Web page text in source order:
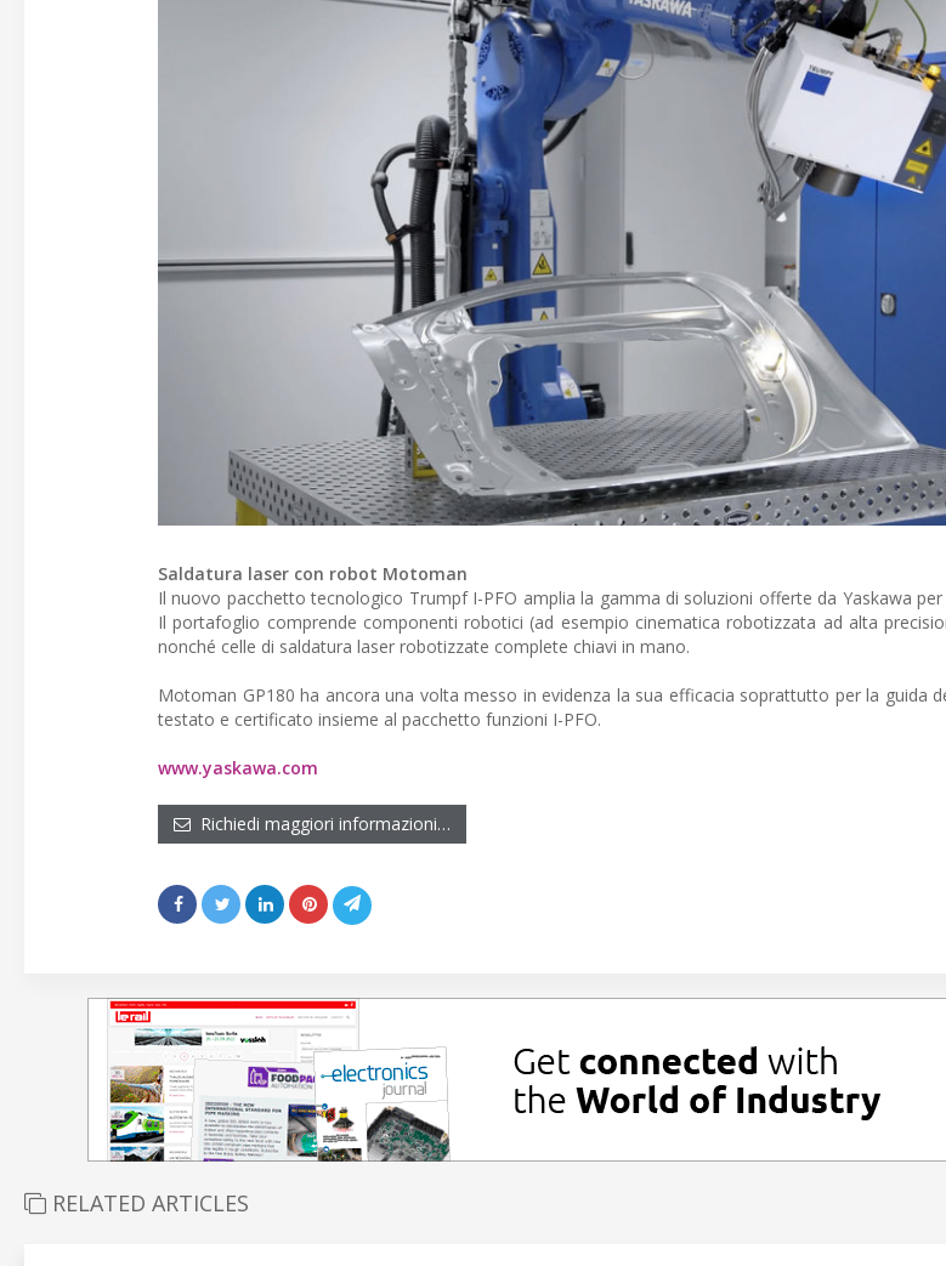
Saldatura laser con robot Motoman
Il nuovo pacchetto tecnologico Trumpf I-PFO amplia la gamma di soluzioni offerte da Yaskawa
Il portafoglio comprende componenti robotici (ad esempio cinematica robotizzata ad alta
nonché celle di saldatura laser robotizzate complete chiavi in ​​mano.
Motoman GP180 ha ancora una volta messo in evidenza la sua efficacia soprattutto per la guida
testato e certificato insieme al pacchetto funzioni I-PFO.
www.yaskawa.com
Richiedi maggiori informazioni…
RELATED ARTICLES